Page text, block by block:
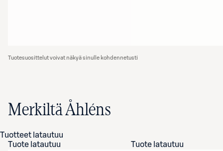
Tuotesuosittelut voivat näkyä sinulle kohdennetusti
Merkiltä Åhléns
Tuotteet latautuu
Tuote latautuu
Tuote latautuu